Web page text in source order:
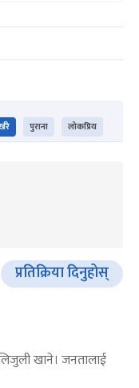
पुराना लोकप्रिय
प्रतिक्रिया दिनुहोस्
खाने। जनतालाई